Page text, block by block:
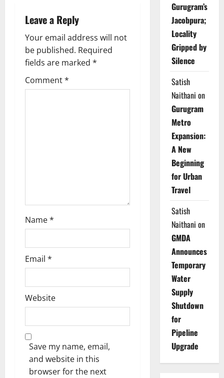
a
v
i
g
Leave a Reply
Your email address will not
be published. Required
fields are marked *
Comment*
Name*
Email *
Website
Save my name, email,
and website in this
browser for the next
Gurugram’s
Jacobpura;
Locality
Gripped by
Silence
Satish
Naithani on
Gurugram
Metro
Expansion:
A New
Beginning
for Urban
Travel
Satish
Naithani on
GMDA
Announces
Temporary
Water
Supply
Shutdown
for
Pipeline
Upgrade